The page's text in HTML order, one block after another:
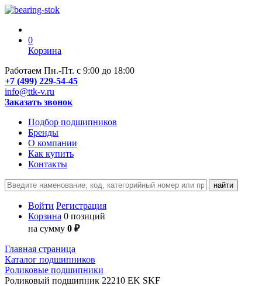
0
Корзина
Работаем Пн.-Пт. с 9:00 до 18:00
+7 (499) 229-54-45
info@ttk-v.ru
Заказать звонок
Подбор подшипников
Бренды
О компании
Как купить
Контакты
Войти Регистрация
Корзина 0 позиций
на сумму 0 ₽
Главная страница
Каталог подшипников
Роликовые подшипники
Роликовый подшипник 22210 EK SKF